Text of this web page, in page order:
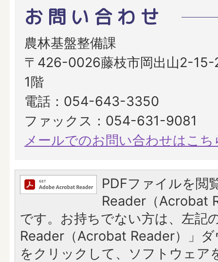
お問い合わせ
農林基盤整備課
〒426-0026藤枝市岡出山2-15-
1階
電話：054-643-3350
ファックス：054-631-9081
メールでのお問い合わせはこち
PDFファイルを閲
Reader（Acrobat
です。お持ちでない方は、左記
Reader（Acrobat Reader）」
をクリックして、ソフトウェア